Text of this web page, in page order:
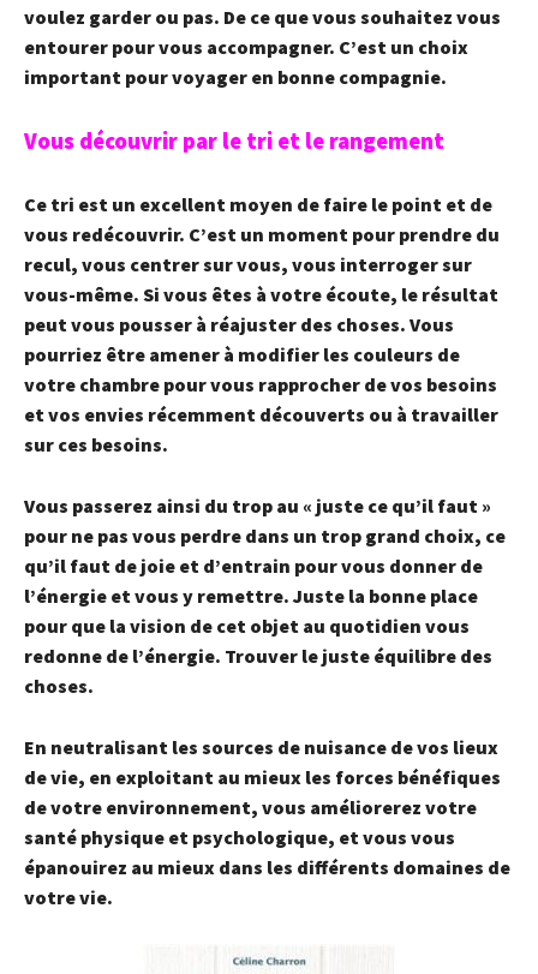
voulez garder ou pas. De ce que vous souhaitez vous
entourer pour vous accompagner. C’est un choix
important pour voyager en bonne compagnie.
Vous découvrir par le tri et le rangement
Ce tri est un excellent moyen de faire le point et de
vous redécouvrir. C’est un moment pour prendre du
recul, vous centrer sur vous, vous interroger sur
vous-même. Si vous êtes à votre écoute, le résultat
peut vous pousser à réajuster des choses. Vous
pourriez être amener à modifier les couleurs de
votre chambre pour vous rapprocher de vos besoins
et vos envies récemment découverts ou à travailler
sur ces besoins.
Vous passerez ainsi du trop au « juste ce qu’il faut »
pour ne pas vous perdre dans un trop grand choix, ce
qu’il faut de joie et d’entrain pour vous donner de
l’énergie et vous y remettre. Juste la bonne place
pour que la vision de cet objet au quotidien vous
redonne de l’énergie. Trouver le juste équilibre des
choses.
En neutralisant les sources de nuisance de vos lieux
de vie, en exploitant au mieux les forces bénéfiques
de votre environnement, vous améliorerez votre
santé physique et psychologique, et vous vous
épanouirez au mieux dans les différents domaines de
votre vie.